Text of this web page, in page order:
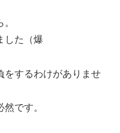
した（爆
をするわけがありませ
です。